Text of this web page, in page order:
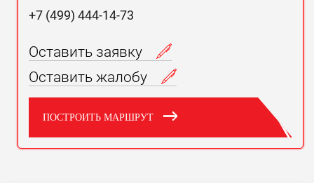
+7 (499) 444-14-73
Оставить заявку
Оставить жалобу
ПОСТРОИТЬ МАРШРУТ